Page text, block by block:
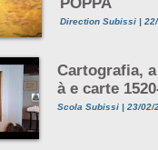
Direction Subissi |
Cartografia,
à e carte
Scola Subissi | 23/02/